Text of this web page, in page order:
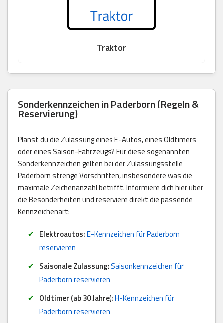
Traktor
Sonderkennzeichen in Paderborn (Regeln &
Reservierung)
Planst du die Zulassung eines E-Autos, eines Oldtimers
oder eines Saison-Fahrzeugs? Für diese sogenannten
Sonderkennzeichen gelten bei der Zulassungsstelle
Paderborn strenge Vorschriften, insbesondere was die
maximale Zeichenanzahl betrifft. Informiere dich hier über
die Besonderheiten und reserviere direkt die passende
Kennzeichenart:
Elektroautos:E-Kennzeichen für Paderborn
reservieren
Saisonale Zulassung:Saisonkennzeichen für
Paderborn reservieren
Oldtimer (ab 30 Jahre):H-Kennzeichen für
Paderborn reservieren